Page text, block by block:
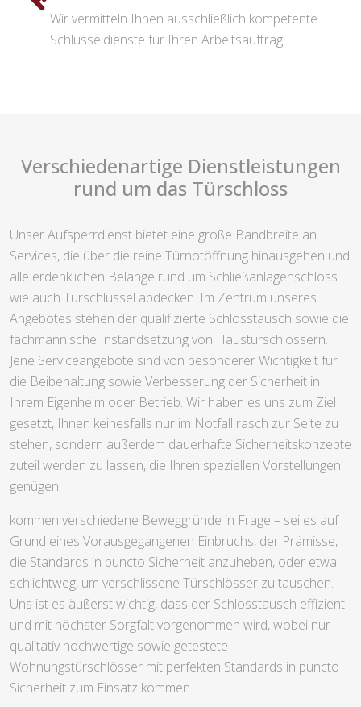
Wir vermitteln Ihnen ausschließlich kompetente
Schlüsseldienste für Ihren Arbeitsauftrag.
Verschiedenartige Dienstleistungen
rund um das Türschloss
Unser Aufsperrdienst bietet eine große Bandbreite an
Services, die über die reine Türnotöffnung hinausgehen und
alle erdenklichen Belange rund um Schließanlagenschloss
wie auch Türschlüssel abdecken. Im Zentrum unseres
Angebotes stehen der qualifizierte Schlosstausch sowie die
fachmännische Instandsetzung von Haustürschlössern.
Jene Serviceangebote sind von besonderer Wichtigkeit für
die Beibehaltung sowie Verbesserung der Sicherheit in
Ihrem Eigenheim oder Betrieb. Wir haben es uns zum Ziel
gesetzt, Ihnen keinesfalls nur im Notfall rasch zur Seite zu
stehen, sondern außerdem dauerhafte Sicherheitskonzepte
zuteil werden zu lassen, die Ihren speziellen Vorstellungen
genügen.
kommen verschiedene Beweggründe in Frage – sei es auf
Grund eines Vorausgegangenen Einbruchs, der Prämisse,
die Standards in puncto Sicherheit anzuheben, oder etwa
schlichtweg, um verschlissene Türschlösser zu tauschen.
Uns ist es äußerst wichtig, dass der Schlosstausch effizient
und mit höchster Sorgfalt vorgenommen wird, wobei nur
qualitativ hochwertige sowie getestete
Wohnungstürschlösser mit perfekten Standards in puncto
Sicherheit zum Einsatz kommen.